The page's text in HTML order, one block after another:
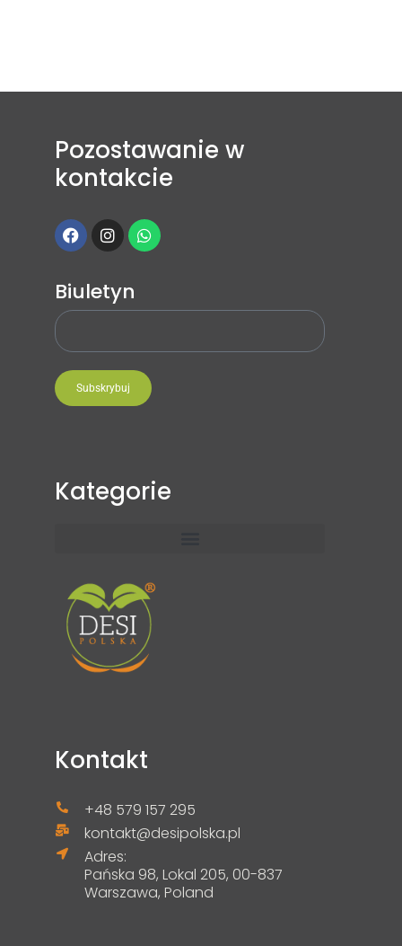
Pozostawanie w
kontakcie
Biuletyn
Subskrybuj
Kategorie
Kontakt
+48 579 157 295
kontakt@desipolska.pl
Adres:
Pańska 98, Lokal 205, 00-837
Warszawa, Poland